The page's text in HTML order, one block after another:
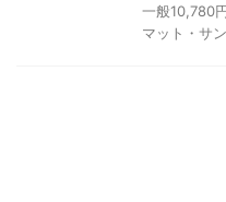
一般10,780
マット・サ